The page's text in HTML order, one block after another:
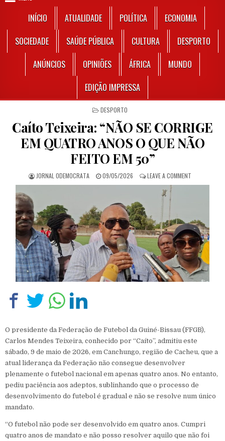
INÍCIO ATUALIDADE POLÍTICA
ECONOMIA
SOCIEDADE
SAÚDE PÚBLICA CULTURA
DESPORTO
ANÚNCIOS
OPINIÕES ÁFRICA
MUNDO
EDIÇÃO IMPRESSA
POSTED IN
DESPORTO
Caíto Teixeira: “NÃO SE CORRIGE
EM QUATRO ANOS O QUE NÃO
FEITO EM 50”
AUTHOR:
JORNAL ODEMOCRATA PUBLISHED DATE:
09/05/2026 LEAVE A COMMENT
O presidente da Federação de Futebol da Guiné-Bissau (FFGB),
Carlos Mendes Teixeira, conhecido por “Caíto”, admitiu este
sábado, 9 de maio de 2026, em Canchungo, região de Cacheu, que a
atual liderança da Federação não consegue desenvolver
plenamente o futebol nacional em apenas quatro anos. No entanto,
pediu paciência aos adeptos, sublinhando que o processo de
desenvolvimento do futebol é gradual e não se resolve num único
mandato.
“O futebol não pode ser desenvolvido em quatro anos. Cumpri
quatro anos de mandato e não posso resolver aquilo que não foi